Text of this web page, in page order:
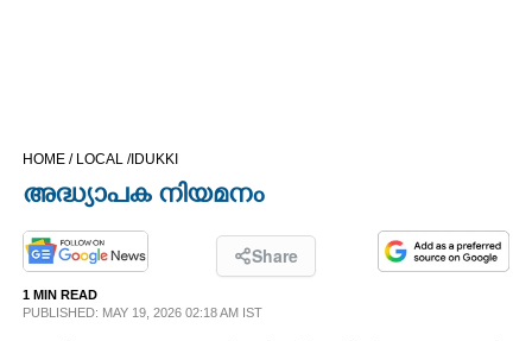
OPINION
PHOTOS
HOME / LOCAL /IDUKKI
അദ്ധ്യാപക നിയമനം
Share
1 MIN READ
PUBLISHED: MAY 19, 2026 02:18 AM IST